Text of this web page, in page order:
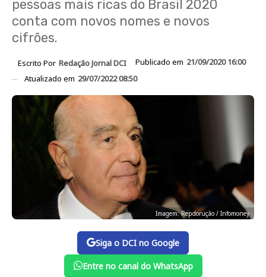
pessoas mais ricas do Brasil 2020
conta com novos nomes e novos
cifrões.
Escrito Por Redação Jornal DCI Publicado em 21/09/2020 16:00
Atualizado em 29/07/2022 08:50
Imagem: Repdorução / Infomoney
Siga o DCI no Google
Entre no canal do WhatsApp